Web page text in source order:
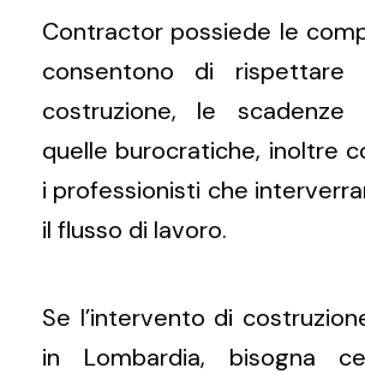
Contractor possiede le
consentono di
costruzione, le
quelle burocratiche, inoltre
i professionisti che
il flusso di lavoro.
Se l’intervento di
in Lombardia, bisogna